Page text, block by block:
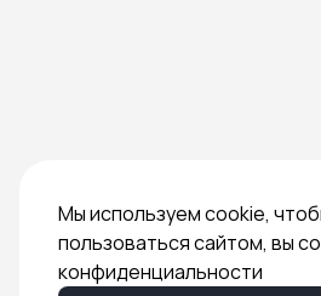
Мы используем cookie,
пользоваться сайтом, вы
конфиденциальности